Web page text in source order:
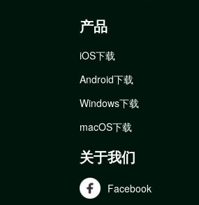
产品
iOS下载
Android下载
Windows下载
macOS下载
关于我们
Facebook